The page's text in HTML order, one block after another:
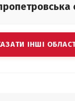
ІНШІ